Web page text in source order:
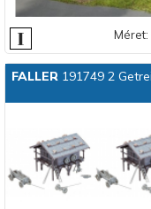
Méret:
FALLER191749 2